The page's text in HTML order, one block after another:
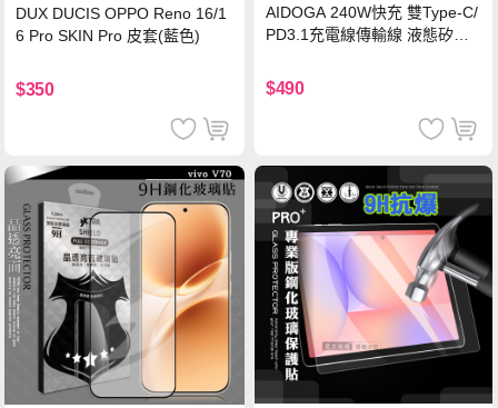
DUX DUCIS OPPO Reno 16/1
6 Pro SKIN Pro 皮套(藍色)
$350
AIDOGA 240W快充 雙Type-C/
PD3.1充電線傳輸線 液態矽膠
機/平板/筆電
$490